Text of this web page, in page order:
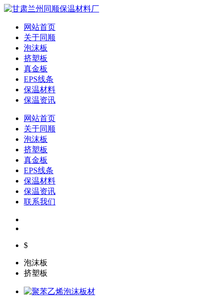
网站首页
关于同顺
泡沫板
挤塑板
真金板
EPS线条
保温材料
保温资讯
网站首页
关于同顺
泡沫板
挤塑板
真金板
EPS线条
保温材料
保温资讯
联系我们
$
泡沫板
挤塑板